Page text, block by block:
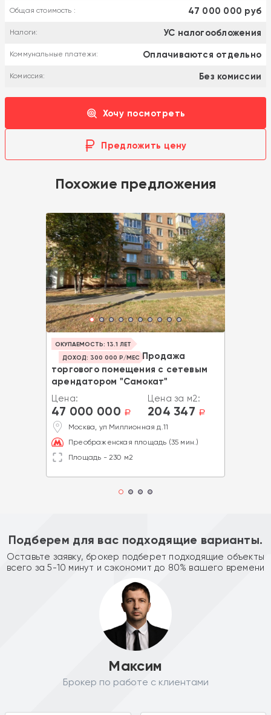
Общая стоимость : 47 000 000 руб
Налоги: УС налогообложения
Коммунальные платежи: Оплачиваются отдельно
Комиссия: Без комиссии
Хочу посмотреть
Предложить цену
Похожие предложения
ОКУПАЕМОСТЬ: 13.1 ЛЕТ
ДОХОД: 300 000 Р/МЕС Продажа
торгового помещения с сетевым
арендатором "Самокат"
Цена:
47 000 000 a
Цена за м2:
204 347 a
Москва, ул Миллионная д.11
Преображенская площадь (35 мин.)
Площадь - 230 м2
Подберем для вас подходящие варианты.
Оставьте заявку, брокер подберет подходящие объекты
всего за 5-10 минут и сэкономит до 80% вашего времени
Максим
Брокер по работе с клиентами